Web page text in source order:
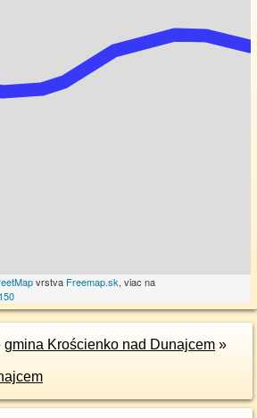
vrstva Freemap.sk, viac na
gmina Krościenko nad Dunajcem »